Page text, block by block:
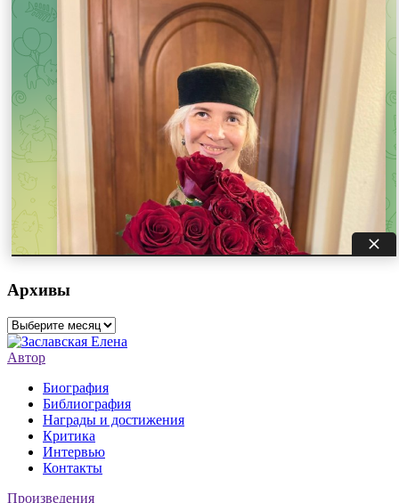
Архивы
Архивы
Автор
Биография
Библиография
Награды и достижения
Критика
Интервью
Контакты
Произведения